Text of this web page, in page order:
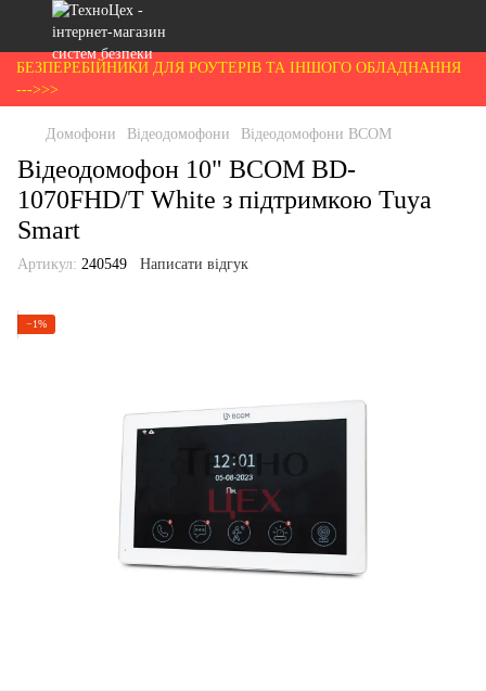
БЕЗПЕРЕБІЙНИКИ ДЛЯ РОУТЕРІВ ТА ІНШОГО ОБЛАДНАННЯ
--->>>
Домофони Відеодомофони Відеодомофони BCOM
Відеодомофон 10" BCOM BD-
1070FHD/T White з підтримкою Tuya
Smart
Артикул: 240549 Написати відгук
−1%